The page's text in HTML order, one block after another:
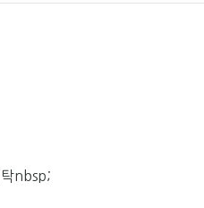
탁nbsp;